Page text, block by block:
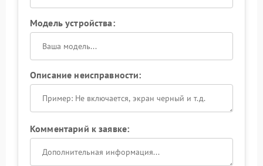
Модель устройства:
Описание неисправности:
Комментарий к заявке: